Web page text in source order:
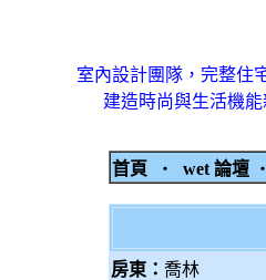
室內設計團隊，完整住
建造時尚與生活機
首頁 ‧ wet 論壇 ‧
房東： 喬林